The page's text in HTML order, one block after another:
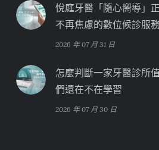
悅庭牙醫「隨心嚮導」
不再焦慮的數位候診服
2026 年 07 月 31 日
怎麼判斷一家牙醫診所
們還在不在學習
2026 年 07 月 30 日